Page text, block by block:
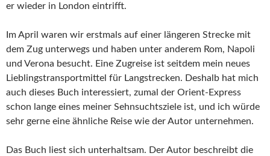
er wieder in London eintrifft.
Im April waren wir erstmals auf einer längeren Strecke mit
dem Zug unterwegs und haben unter anderem Rom, Napoli
und Verona besucht. Eine Zugreise ist seitdem mein neues
Lieblingstransportmittel für Langstrecken. Deshalb hat mich
auch dieses Buch interessiert, zumal der Orient-Express
schon lange eines meiner Sehnsuchtsziele ist, und ich würde
sehr gerne eine ähnliche Reise wie der Autor unternehmen.
Das Buch liest sich unterhaltsam. Der Autor beschreibt die